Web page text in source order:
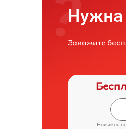
Нужна
Закажите
Нажимая на